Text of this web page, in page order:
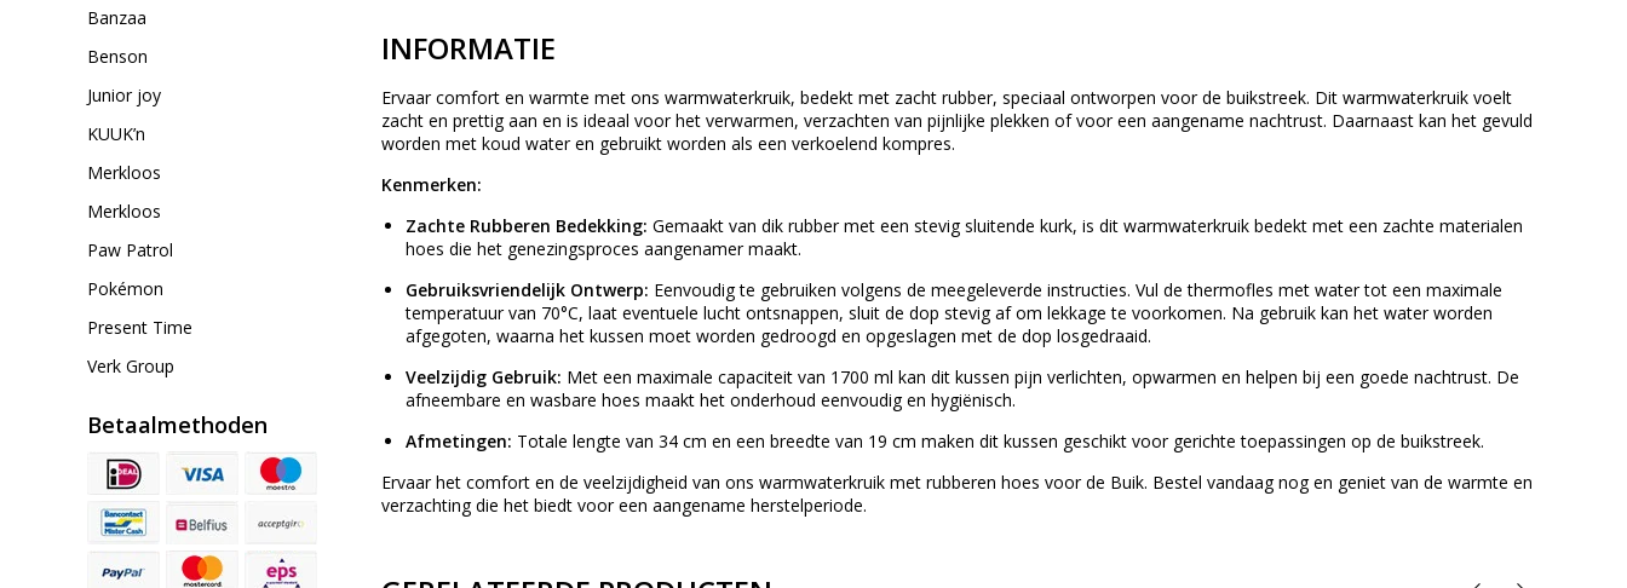
Banzaa
Benson
Junior joy
KUUK’n
Merkloos
Merkloos
Paw Patrol
Pokémon
Present Time
Verk Group
Betaalmethoden
INFORMATIE
Ervaar comfort en warmte met ons warmwaterkruik, bedekt met zacht rubber, speciaal ontworpen voor de buikstreek. Dit warmwaterkruik voelt
zacht en prettig aan en is ideaal voor het verwarmen, verzachten van pijnlijke plekken of voor een aangename nachtrust. Daarnaast kan het gevuld
worden met koud water en gebruikt worden als een verkoelend kompres.
Kenmerken:
Zachte Rubberen Bedekking: Gemaakt van dik rubber met een stevig sluitende kurk, is dit warmwaterkruik bedekt met een zachte materialen
hoes die het genezingsproces aangenamer maakt.
Gebruiksvriendelijk Ontwerp: Eenvoudig te gebruiken volgens de meegeleverde instructies. Vul de thermofles met water tot een maximale
temperatuur van 70°C, laat eventuele lucht ontsnappen, sluit de dop stevig af om lekkage te voorkomen. Na gebruik kan het water worden
afgegoten, waarna het kussen moet worden gedroogd en opgeslagen met de dop losgedraaid.
Veelzijdig Gebruik: Met een maximale capaciteit van 1700 ml kan dit kussen pijn verlichten, opwarmen en helpen bij een goede nachtrust. De
afneembare en wasbare hoes maakt het onderhoud eenvoudig en hygiënisch.
Afmetingen: Totale lengte van 34 cm en een breedte van 19 cm maken dit kussen geschikt voor gerichte toepassingen op de buikstreek.
Ervaar het comfort en de veelzijdigheid van ons warmwaterkruik met rubberen hoes voor de Buik. Bestel vandaag nog en geniet van de warmte en
verzachting die het biedt voor een aangename herstelperiode.